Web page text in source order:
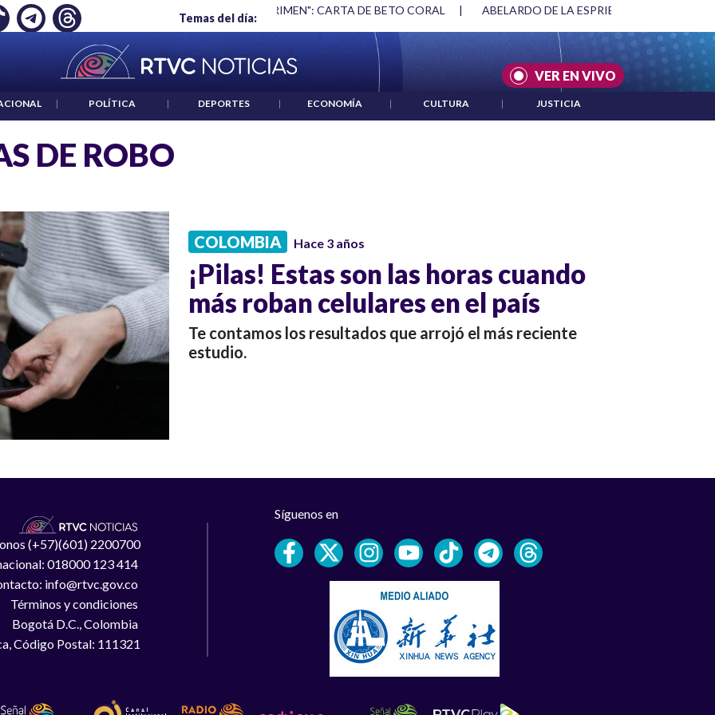
Temas del día:
EMPLEO: JP MORGAN "HABLAR NO ES UN CRIMEN": CARTA DE BETO CORAL | ABELARDO DE LA ESPRIELLA Y DMG
VER EN VIVO
| POLÍTICA | DEPORTES | ECONOMÍA | CULTURA | JUSTICIA
DE ROBO
COLOMBIA Hace 3 años
¡Pilas! Estas son las horas cuando
más roban celulares en el país
Te contamos los resultados que arrojó el más reciente
estudio.
(+57)(601) 2200700
018000 123 414
info@rtvc.gov.co
Términos y condiciones
Bogotá D.C., Colombia
Código Postal: 111321
Síguenos en